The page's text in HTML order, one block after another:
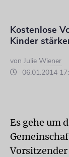
Kostenlose
Kinder
von Julie Wiener
06.01.2014
Es gehe um